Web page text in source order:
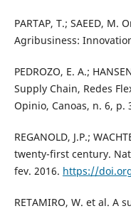
PARTAP, T.; SAEED,
Agribusiness:
PEDROZO, E. A.;
Supply Chain, Redes
Opinio, Canoas, n. 6, p.
REGANOLD, J.P.;
twenty-first century.
fev. 2016. https://
RETAMIRO, W. et al. A